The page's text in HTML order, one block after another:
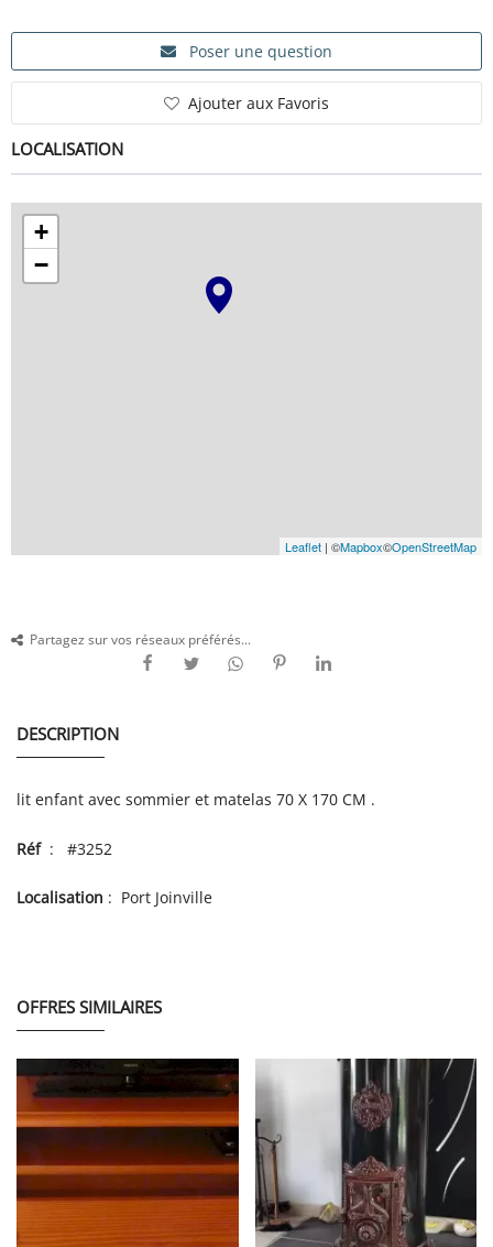
Poser une question
Ajouter aux Favoris
LOCALISATION
+
−
Leaflet | ©Mapbox©OpenStreetMap
Partagez sur vos réseaux préférés...
DESCRIPTION
lit enfant avec sommier et matelas 70 X 170 CM .
Réf: #3252
Localisation : Port Joinville
OFFRES SIMILAIRES